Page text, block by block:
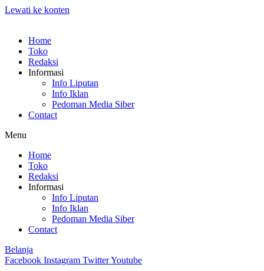
Lewati ke konten
Home
Toko
Redaksi
Informasi
Info Liputan
Info Iklan
Pedoman Media Siber
Contact
Menu
Home
Toko
Redaksi
Informasi
Info Liputan
Info Iklan
Pedoman Media Siber
Contact
Belanja
Facebook Instagram TwitterYoutube